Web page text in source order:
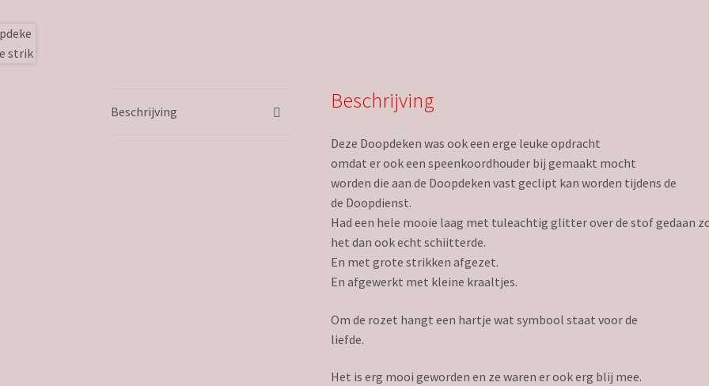
Beschrijving Beschrijving
Deze Doopdeken was ook een erge leuke opdracht
omdat er ook een speenkoordhouder bij gemaakt mocht
worden die aan de Doopdeken vast geclipt kan worden tijdens de
de Doopdienst.
Had een hele mooie laag met tuleachtig glitter over de stof gedaan
het dan ook echt schiitterde.
En met grote strikken afgezet.
En afgewerkt met kleine kraaltjes.
Om de rozet hangt een hartje wat symbool staat voor de
liefde.
Het is erg mooi geworden en ze waren er ook erg blij mee.